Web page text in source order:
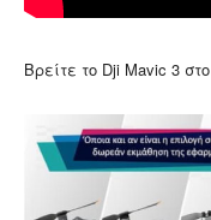
Βρείτε το Dji Mavic 3 στο